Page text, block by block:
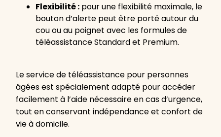
Flexibilité : pour une flexibilité maximale, le
bouton d’alerte peut être porté autour du
cou ou au poignet avec les formules de
téléassistance Standard et Premium.
Le service de téléassistance pour personnes
âgées est spécialement adapté pour accéder
facilement à l’aide nécessaire en cas d’urgence,
tout en conservant indépendance et confort de
vie à domicile.